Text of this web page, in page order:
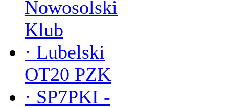
Nowosolski
Klub
· Lubelski
OT20 PZK
· SP7PKI -